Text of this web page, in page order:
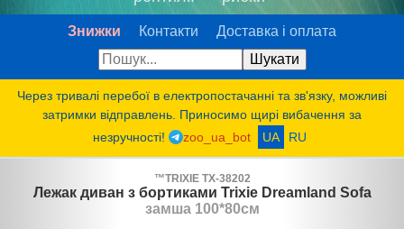
Знижки Контакти Доставка і оплата
Через тривалі перебої в електропостачанні та зв'язку, можливі
затримки відправлень. Приносимо щирі вибачення за
незручності!
zoo_ua_bot UA RU
™TRIXIE TX-38202
Лежак диван з бортиками Trixie Dreamland Sofa
замша 100*80см